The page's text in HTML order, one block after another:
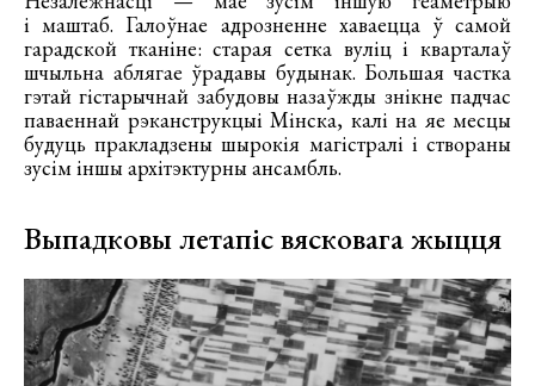
і маштаб. Галоўнае адрозненне хаваецца ў самой
гарадской тканіне: старая сетка вуліц і кварталаў
шчыльна аблягае ўрадавы будынак. Большая частка
гэтай гістарычнай забудовы назаўжды знікне падчас
паваеннай рэканструкцыі Мінска, калі на яе месцы
будуць пракладзены шырокія магістралі і створаны
зусім іншы архітэктурны ансамбль.
Выпадковы летапіс вясковага жыцця